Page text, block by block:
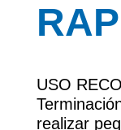
USO
realizar